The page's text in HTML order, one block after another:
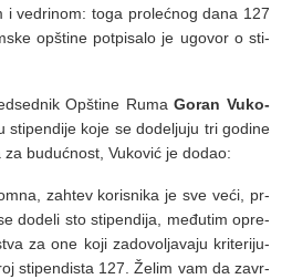
i ve­dri­nom: to­ga pro­leć­nog da­na 127
op­šti­ne pot­pi­sa­lo je ugo­vor o sti­
Op­šti­ne Ru­maGo­ran Vu­ko­
sti­pen­di­je ko­je se do­de­lju­ju tri go­di­ne
bu­duć­nost, Vu­ko­vić je do­dao:
zah­tev ko­ri­sni­ka je sve ve­ći, pr­
do­de­li sto sti­pen­di­ja, me­đu­tim opre­
za one ko­ji za­do­vo­lja­va­ju kri­te­ri­ju­
sti­pen­di­sta 127. Že­lim vam da za­vr­